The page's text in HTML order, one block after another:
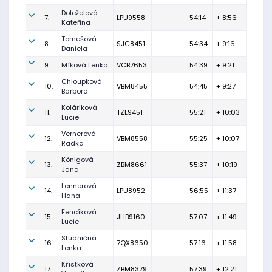
7.
Doleželová
Kateřina
LPU9558 54:14 + 8:56
8.
Tomešová
Daniela
SJC8451 54:34 + 9:16
9. Míková Lenka VCB7653 54:39 + 9:21
10.
Chloupková
Barbora
VBM8455 54:45 + 9:27
11.
Koláriková
Lucie
TZL9451 55:21 + 10:03
12.
Vernerová
Radka
VBM8558 55:25 + 10:07
13.
Königová
Jana
ZBM8661 55:37 + 10:19
14.
Lennerová
Hana
LPU8952 56:55 + 11:37
15.
Fencíková
Lucie
JHB9160 57:07 + 11:49
16.
Studničná
Lenka
7QX8650 57:16 + 11:58
17.
Křístková
ZBM8379 57:39 + 12:21